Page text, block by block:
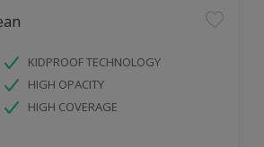
KIDPROOF TECHNOLOGY
HIGH OPACITY
HIGH COVERAGE